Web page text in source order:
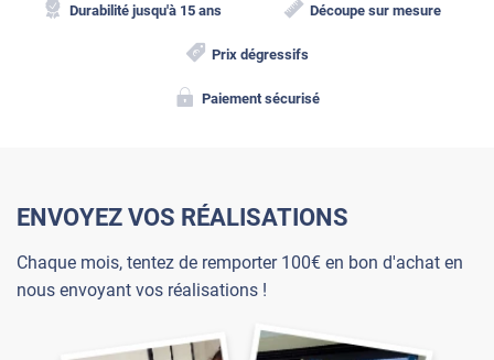
Durabilité jusqu'à 15 ans Découpe sur mesure
Prix dégressifs
Paiement sécurisé
ENVOYEZ VOS RÉALISATIONS
Chaque mois, tentez de remporter 100€ en bon d'achat en
nous envoyant vos réalisations !